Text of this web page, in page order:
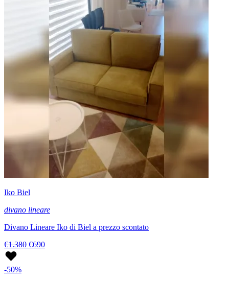
Iko Biel
divano lineare
Divano Lineare Iko di Biel a prezzo scontato
€1.380 €690
-50%